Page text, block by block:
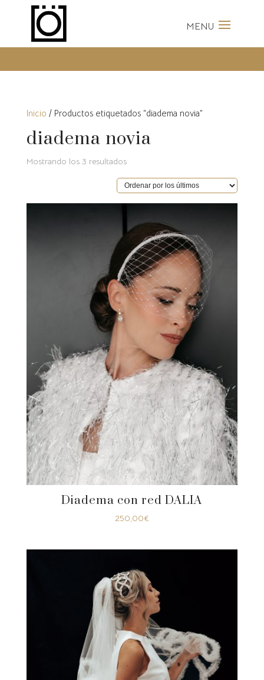
Envíos Gratis a partir de 100
Inicio / Productos etiquetados “diadema novia”
diadema novia
Mostrando los 3 resultadosOrdenado
por
los
Diadema con red DALIA
250,00€